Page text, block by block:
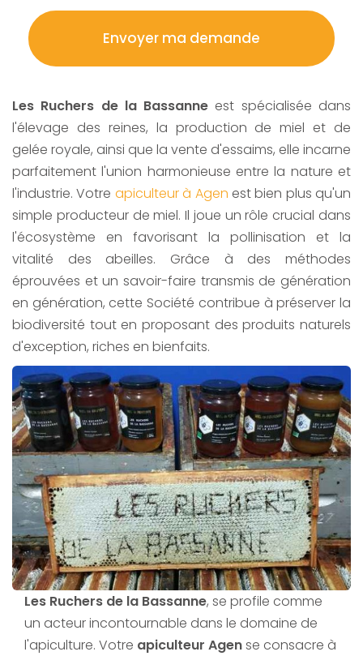
Acceptation
RGPD
*
Envoyer ma demande
Les Ruchers de la Bassanne est spécialisée dans
l'élevage des reines, la production de miel et de
gelée royale, ainsi que la vente d'essaims, elle incarne
parfaitement l'union harmonieuse entre la nature et
l'industrie. Votre apiculteur à Agen est bien plus qu'un
simple producteur de miel. Il joue un rôle crucial dans
l'écosystème en favorisant la pollinisation et la
vitalité des abeilles. Grâce à des méthodes
éprouvées et un savoir-faire transmis de génération
en génération, cette Société contribue à préserver la
biodiversité tout en proposant des produits naturels
d'exception, riches en bienfaits.
Les Ruchers de la Bassanne, se profile comme
un acteur incontournable dans le domaine de
l'apiculture. Votre apiculteur Agense consacre à